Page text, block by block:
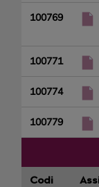
100769
100771
100774
100779
Codi